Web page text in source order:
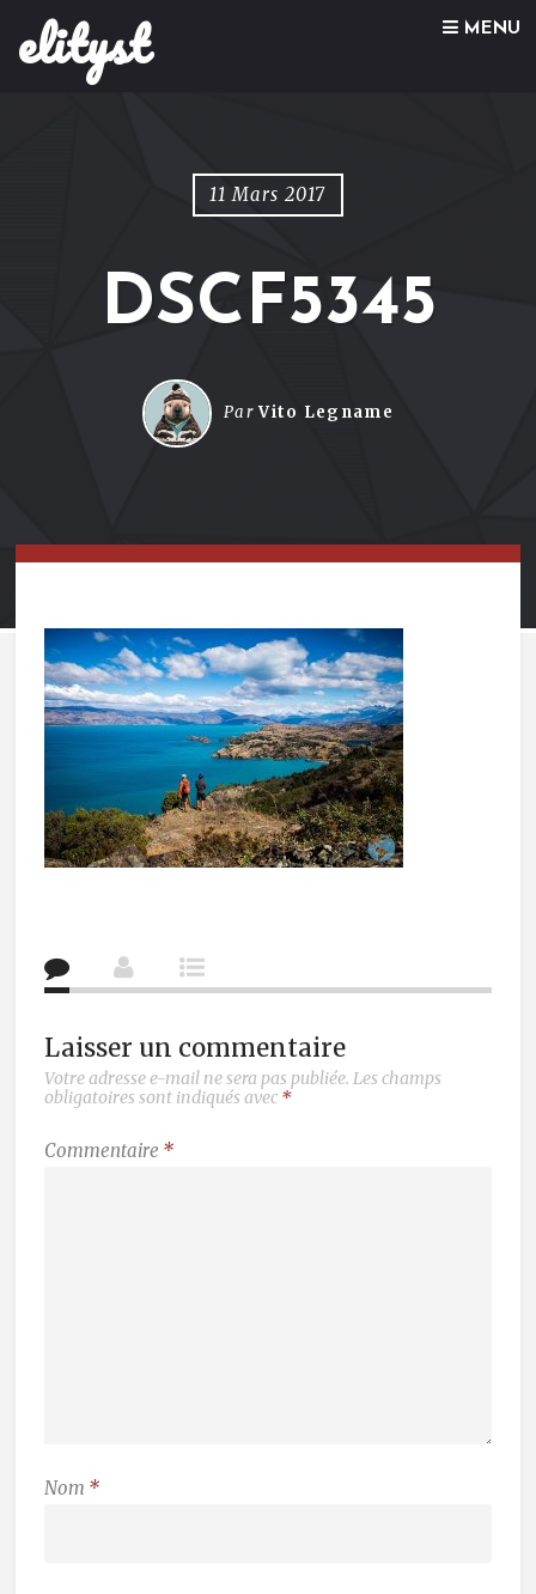
elityst MENU
Skip to content
11 Mars 2017
DSCF5345
ParVito Legname
Laisser un commentaire
Votre adresse e-mail ne sera pas publiée. Les champs
obligatoires sont indiqués avec *
Commentaire *
Nom *